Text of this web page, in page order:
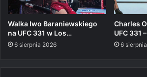
Walka Iwo Baraniewskiego
na UFC 331 w Los…
6 sierpnia 2026
Charles
UFC 331
6